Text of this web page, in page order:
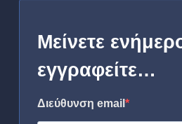
Μείνετε
εγγραφείτε…
Διεύθυνση email